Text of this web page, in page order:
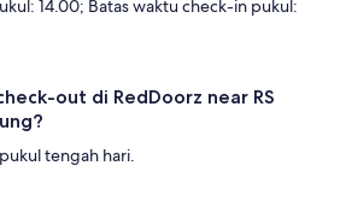
14.00; Batas waktu check-in pukul:
out di RedDoorz near RS
tengah hari.